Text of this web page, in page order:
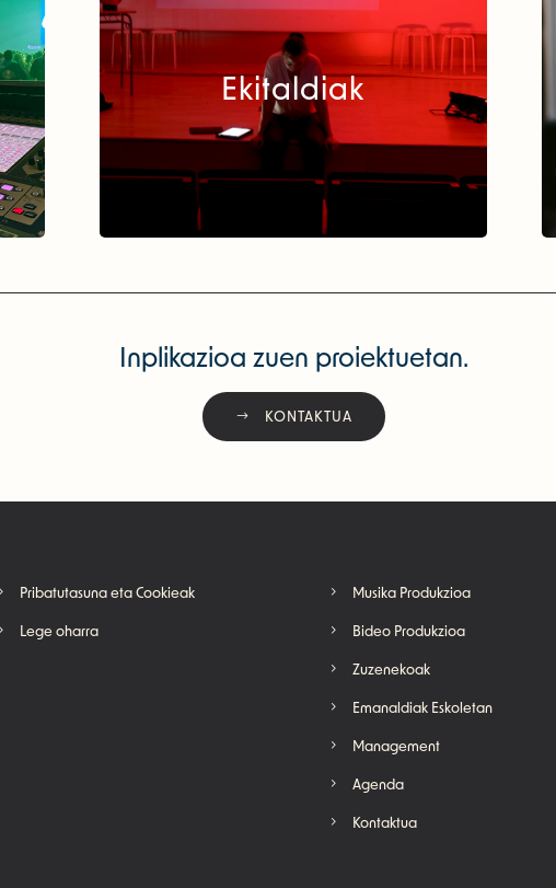
Ekitaldiak
Inplikazioa zuen proiektuetan.
KONTAKTUA
Pribatutasuna eta Cookieak
Lege oharra
Musika Produkzioa
Bideo Produkzioa
Zuzenekoak
Emanaldiak Eskoletan
Management
Agenda
Kontaktua